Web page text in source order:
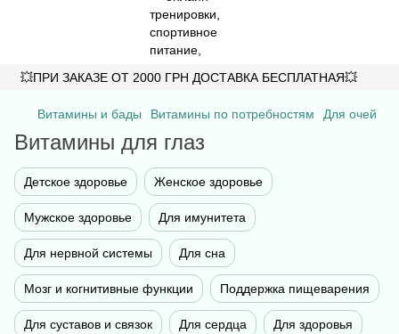
💥ПРИ ЗАКАЗЕ ОТ 2000 ГРН ДОСТАВКА БЕСПЛАТНАЯ💥
Витамины и бады Витамины по потребностям Для очей
Витамины для глаз
Детское здоровье Женское здоровье
Мужское здоровье Для имунитета
Для нервной системы Для сна
Мозг и когнитивные функции Поддержка пищеварения
Для суставов и связок Для сердца Для здоровья